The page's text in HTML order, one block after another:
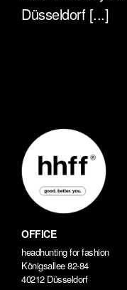
Düsseldorf [...]
OFFICE
headhunting for fashion
Königsallee 82-84
40212 Düsseldorf